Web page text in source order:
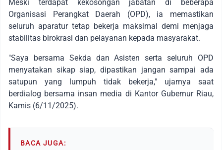
Meski terdapat kekosongan jabatan di beberapa
Organisasi Perangkat Daerah (OPD), ia memastikan
seluruh aparatur tetap bekerja maksimal demi menjaga
stabilitas birokrasi dan pelayanan kepada masyarakat.
"Saya bersama Sekda dan Asisten serta seluruh OPD
menyatakan sikap siap, dipastikan jangan sampai ada
satupun yang lumpuh tidak bekerja," ujarnya saat
berdialog bersama insan media di Kantor Gubernur Riau,
Kamis (6/11/2025).
BACA JUGA: